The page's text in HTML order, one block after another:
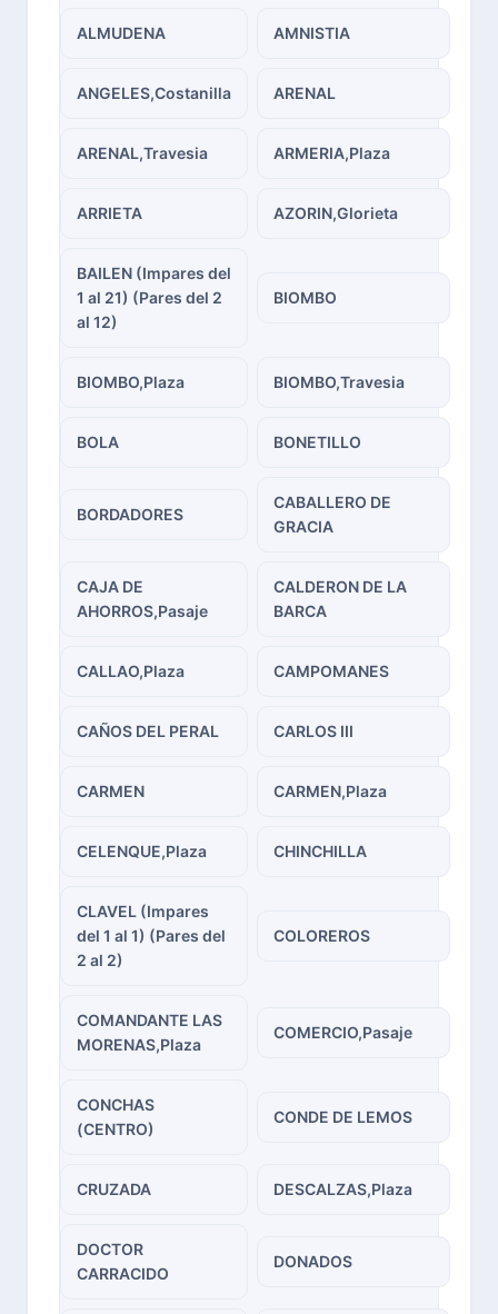
ALMUDENA AMNISTIA
ANGELES,Costanilla ARENAL
ARENAL,Travesia ARMERIA,Plaza
ARRIETA AZORIN,Glorieta
BAILEN (Impares del
1 al 21) (Pares del 2
al 12)
BIOMBO
BIOMBO,Plaza BIOMBO,Travesia
BOLA BONETILLO
BORDADORES
CABALLERO DE
GRACIA
CAJA DE
AHORROS,Pasaje
CALDERON DE LA
BARCA
CALLAO,Plaza CAMPOMANES
CAÑOS DEL PERAL CARLOS III
CARMEN CARMEN,Plaza
CELENQUE,Plaza CHINCHILLA
CLAVEL (Impares
del 1 al 1) (Pares del
2 al 2)
COLOREROS
COMANDANTE LAS
MORENAS,Plaza
COMERCIO,Pasaje
CONCHAS
(CENTRO)
CONDE DE LEMOS
CRUZADA DESCALZAS,Plaza
DOCTOR
CARRACIDO
DONADOS